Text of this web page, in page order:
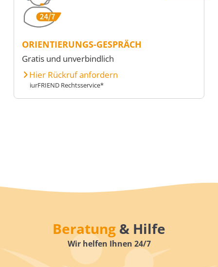
ORIENTIERUNGS-GESPRÄCH
Gratis und unverbindlich
Hier Rückruf anfordern
iurFRIEND Rechtsservice*
Beratung & Hilfe
Wir helfen Ihnen 24/7